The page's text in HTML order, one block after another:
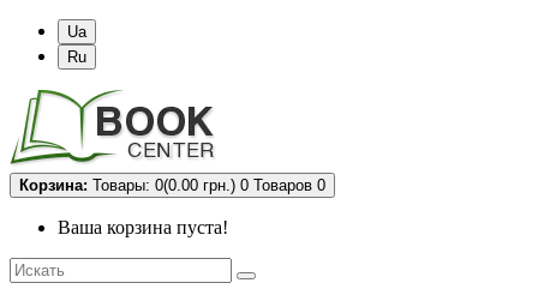
Ua
Ru
Корзина: Товары: 0(0.00 грн.) 0 Товаров 0
Ваша корзина пуста!